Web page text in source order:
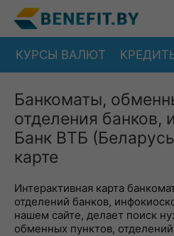
КУРСЫ ВАЛЮТ
Банкоматы,
отделения банков,
Банк ВТБ
карте
Интерактивная карта
отделений банков,
нашем сайте, делает поиск
обменных пунктов,